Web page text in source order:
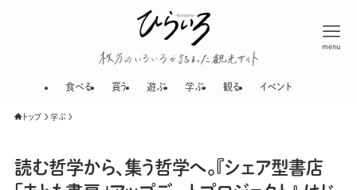
menu
食べる 買う 遊ぶ 学ぶ 観る イベント
トップ 学ぶ
読む哲学から、集う哲学へ。『シェア型書店